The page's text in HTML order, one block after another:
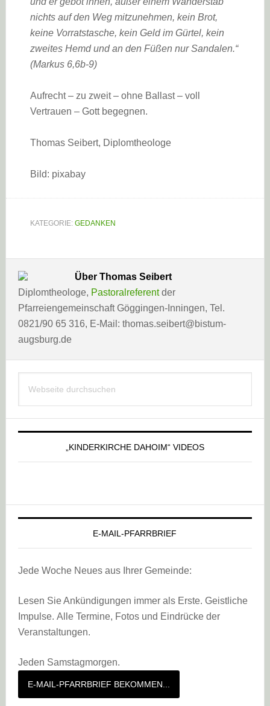
nichts auf den Weg mitzunehmen, kein Brot,
keine Vorratstasche, kein Geld im Gürtel, kein
zweites Hemd und an den Füßen nur Sandalen.“
(Markus 6,6b-9)
Aufrecht – zu zweit – ohne Ballast – voll
Vertrauen – Gott begegnen.
Thomas Seibert, Diplomtheologe
Bild: pixabay
KATEGORIE: GEDANKEN
Über Thomas Seibert
Diplomtheologe, Pastoralreferentder
Pfarreiengemeinschaft Göggingen-Inningen, Tel.
0821/90 65 316, E-Mail: thomas.seibert@bistum-
augsburg.de
Haupt-
Sidebar
durchsuchen
„KINDERKIRCHE DAHOIM“ VIDEOS
E-MAIL-PFARRBRIEF
Jede Woche Neues aus Ihrer Gemeinde:
Lesen Sie Ankündigungen immer als Erste. Geistliche
Impulse. Alle Termine, Fotos und Eindrücke der
Veranstaltungen.
Jeden Samstagmorgen.
E-MAIL-PFARRBRIEF BEKOMMEN...